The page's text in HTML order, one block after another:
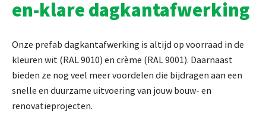
en-klare dagkantafwerking
Onze prefab dagkantafwerking is altijd op voorraad in de
kleuren wit (RAL 9010) en crème (RAL 9001). Daarnaast
bieden ze nog veel meer voordelen die bijdragen aan een
snelle en duurzame uitvoering van jouw bouw- en
renovatieprojecten.